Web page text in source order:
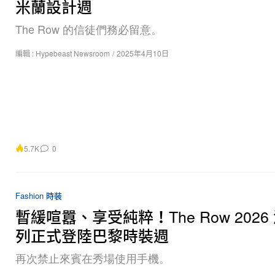
米蘭設計週
The Row 的信徒們務必留意。
編輯 : Hypebeast Newsroom / 2025年4月10日
5.7K 0
Fashion 時裝
暫緩喧囂、享受純粹！The Row 2026
列正式登陸巴黎時裝週
再次禁止來賓在秀場使用手機。